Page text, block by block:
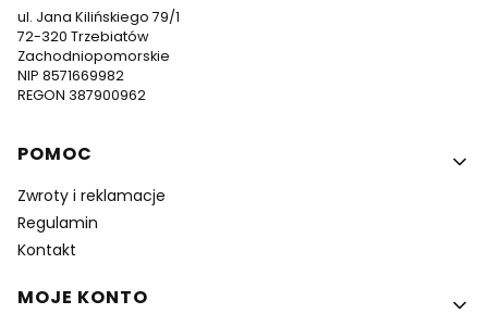
ul. Jana Kilińskiego 79/1
72-320 Trzebiatów
Zachodniopomorskie
NIP 8571669982
REGON 387900962
Linki w stopce
POMOC
Zwroty i reklamacje
Regulamin
Kontakt
MOJE KONTO